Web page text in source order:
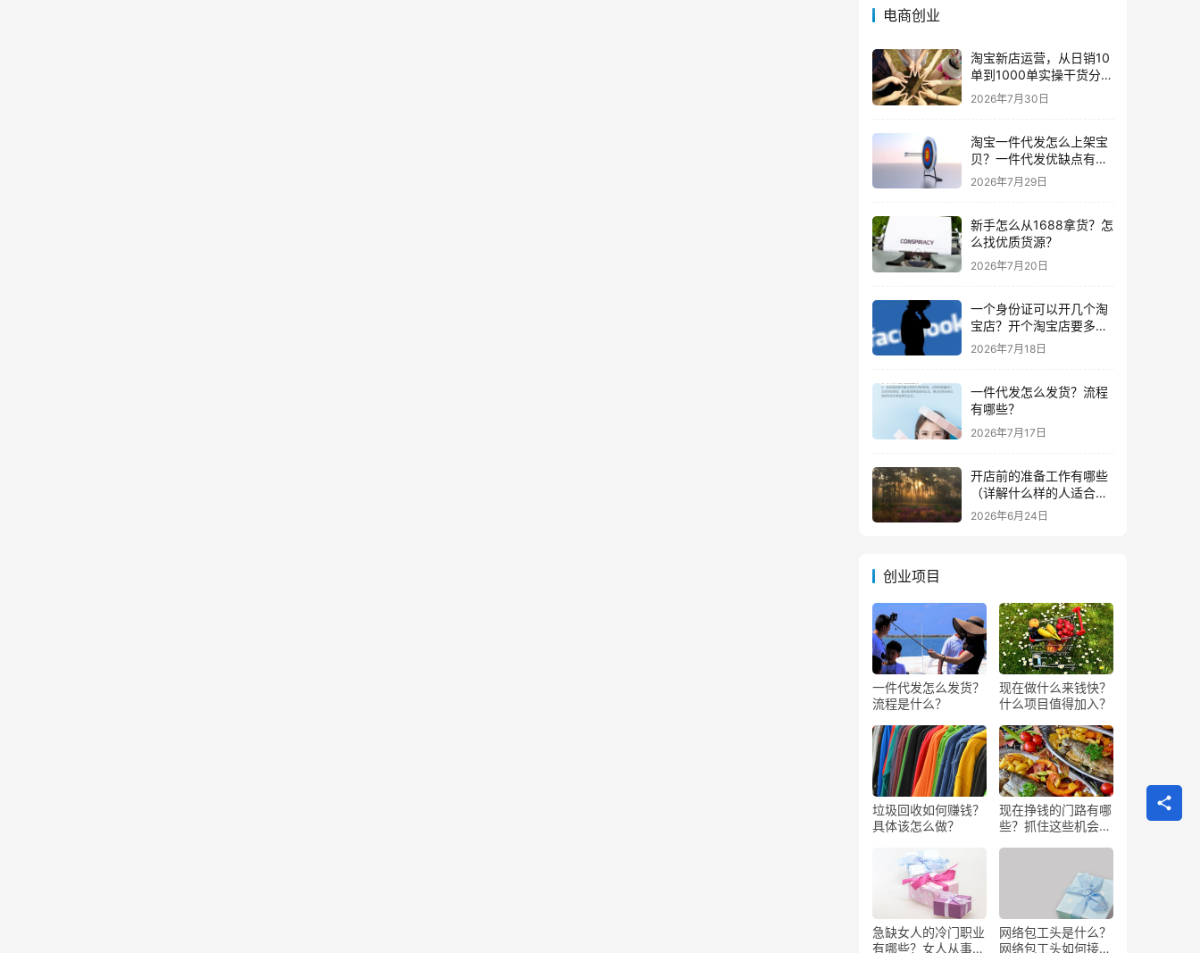
电商创业
淘宝新店运营，从日销10
单到1000单实操干货分
享！
2026年7月30日
淘宝一件代发怎么上架宝
贝？一件代发优缺点有哪
些？
2026年7月29日
新手怎么从1688拿货？怎
么找优质货源？
2026年7月20日
一个身份证可以开几个淘
宝店？开个淘宝店要多少
钱？
2026年7月18日
一件代发怎么发货？流程
有哪些？
2026年7月17日
开店前的准备工作有哪些
（详解什么样的人适合做
生意）
2026年6月24日
创业项目
一件代发怎么发货？
流程是什么？
现在做什么来钱快？
什么项目值得加入？
垃圾回收如何赚钱？
具体该怎么做？
现在挣钱的门路有哪
些？抓住这些机会闷
急缺女人的冷门职业
有哪些？女人从事哪
网络包工头是什么？
网络包工头如何接业